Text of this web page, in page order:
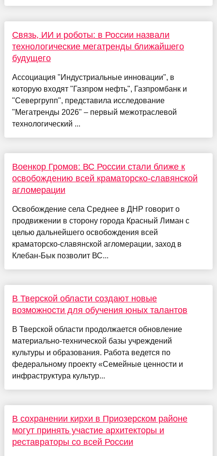
Связь, ИИ и роботы: в России назвали
технологические мегатренды ближайшего
будущего
Ассоциация "Индустриальные инновации", в
которую входят "Газпром нефть", Газпромбанк и
"Севергрупп", представила исследование
"Мегатренды 2026" – первый межотраслевой
технологический ...
Военкор Громов: ВС России стали ближе к
освобождению всей краматорско-славянской
агломерации
Освобождение села Среднее в ДНР говорит о
продвижении в сторону города Красный Лиман с
целью дальнейшего освобождения всей
краматорско-славянской агломерации, заход в
Клебан-Бык позволит ВС...
В Тверской области создают новые
возможности для обучения юных талантов
В Тверской области продолжается обновление
материально-технической базы учреждений
культуры и образования. Работа ведется по
федеральному проекту «Семейные ценности и
инфраструктура культур...
В сохранении кирхи в Приозерском районе
могут принять участие архитекторы и
реставраторы со всей России